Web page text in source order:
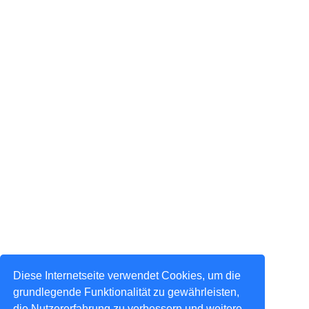
Diese Internetseite verwendet Cookies, um die
grundlegende Funktionalität zu gewährleisten,